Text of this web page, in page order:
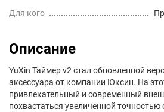
Для кого
Описание
YuXin Таймер v2 стал обновленной
аксессуара от компании Юксин. На
привлекательный и современный
похвастаться увеличенной